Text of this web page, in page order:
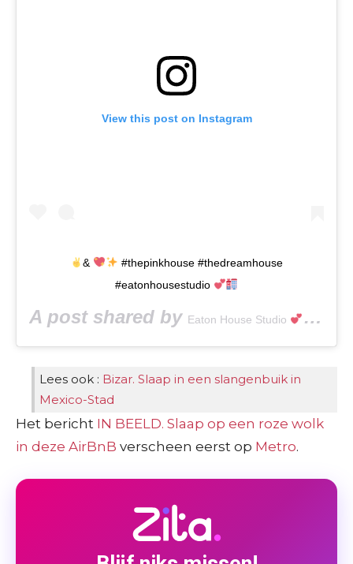
View this post on Instagram
&
#thepinkhouse #thedreamhouse
#eatonhousestudio
A post shared by Eaton House Studio
Lees ook : Bizar. Slaap in een slangenbuik in
Mexico-Stad
Het bericht IN BEELD. Slaap op een roze wolk
in deze AirBnB verscheen eerst op Metro.